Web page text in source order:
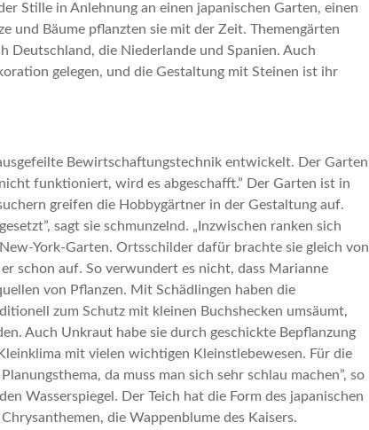
Stille in Anlehnung an einen japanischen Garten, einen
und Bäume pflanzten sie mit der Zeit. Themengärten
Deutschland, die Niederlande und Spanien. Auch
gelegen, und die Gestaltung mit Steinen ist ihr
Bewirtschaftungstechnik entwickelt. Der Garten
funktioniert, wird es abgeschafft.” Der Garten ist in
greifen die Hobbygärtner in der Gestaltung auf.
sagt sie schmunzelnd. „Inzwischen ranken sich
York-Garten. Ortsschilder dafür brachte sie gleich von
schon auf. So verwundert es nicht, dass Marianne
von Pflanzen. Mit Schädlingen haben die
zum Schutz mit kleinen Buchshecken umsäumt,
Auch Unkraut habe sie durch geschickte Bepflanzung
mit vielen wichtigen Kleinstlebewesen. Für die
da muss man sich sehr schlau machen”, so
Wasserspiegel. Der Teich hat die Form des japanischen
die Wappenblume des Kaisers.